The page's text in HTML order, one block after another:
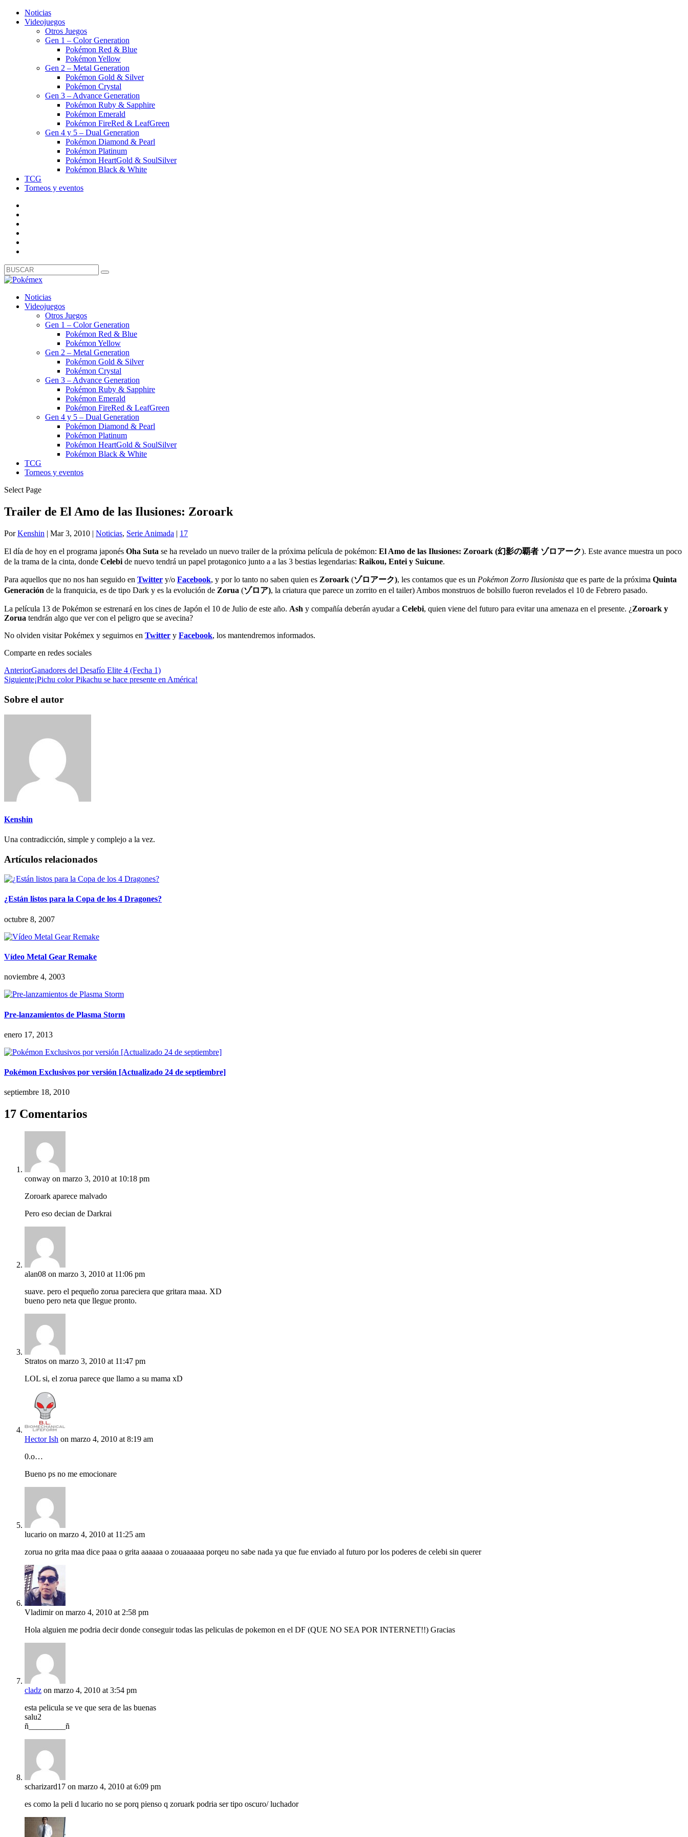
Noticias
Videojuegos
Otros Juegos
Gen 1 – Color Generation
Pokémon Red & Blue
Pokémon Yellow
Gen 2 – Metal Generation
Pokémon Gold & Silver
Pokémon Crystal
Gen 3 – Advance Generation
Pokémon Ruby & Sapphire
Pokémon Emerald
Pokémon FireRed & LeafGreen
Gen 4 y 5 – Dual Generation
Pokémon Diamond & Pearl
Pokémon Platinum
Pokémon HeartGold & SoulSilver
Pokémon Black & White
TCG
Torneos y eventos
Noticias
Videojuegos
Otros Juegos
Gen 1 – Color Generation
Pokémon Red & Blue
Pokémon Yellow
Gen 2 – Metal Generation
Pokémon Gold & Silver
Pokémon Crystal
Gen 3 – Advance Generation
Pokémon Ruby & Sapphire
Pokémon Emerald
Pokémon FireRed & LeafGreen
Gen 4 y 5 – Dual Generation
Pokémon Diamond & Pearl
Pokémon Platinum
Pokémon HeartGold & SoulSilver
Pokémon Black & White
TCG
Torneos y eventos
Select Page
Trailer de El Amo de las Ilusiones: Zoroark
PorKenshin | Mar 3, 2010 | Noticias, Serie Animada | 17
El día de hoy en el programa japonés Oha Suta se ha revelado un nuevo trailer de la próxima película de pokémon: El Amo de las Ilusiones: Zoroark (幻影の覇者 ゾロアーク). Este avance muestra un poco
de la trama de la cinta, donde Celebi de nuevo tendrá un papel protagonico junto a a las 3 bestias legendarias: Raikou, Entei y Suicune.
Para aquellos que no nos han seguido en Twitter y/o Facebook, y por lo tanto no saben quien es Zoroark (ゾロアーク), les contamos que es un Pokémon Zorro Ilusionista que es parte de la próxima Quinta
Generación de la franquicia, es de tipo Dark y es la evolución de Zorua (ゾロア), la criatura que parece un zorrito en el tailer) Ambos monstruos de bolsillo fueron revelados el 10 de Febrero pasado.
La película 13 de Pokémon se estrenará en los cines de Japón el 10 de Julio de este año. Ash y compañía deberán ayudar a Celebi, quien viene del futuro para evitar una amenaza en el presente. ¿Zoroark y
Zorua tendrán algo que ver con el peligro que se avecina?
No olviden visitar Pokémex y seguirnos en Twitter y Facebook, los mantendremos informados.
Comparte en redes sociales
AnteriorGanadores del Desafío Elite 4 (Fecha 1)
Siguiente¡Pichu color Pikachu se hace presente en América!
Sobre el autor
Kenshin
Una contradicción, simple y complejo a la vez.
Artículos relacionados
¿Están listos para la Copa de los 4 Dragones?
octubre 8, 2007
Vídeo Metal Gear Remake
noviembre 4, 2003
Pre-lanzamientos de Plasma Storm
enero 17, 2013
Pokémon Exclusivos por versión [Actualizado 24 de septiembre]
septiembre 18, 2010
17 Comentarios
conway on marzo 3, 2010 at 10:18 pm
Zoroark aparece malvado
Pero eso decian de Darkrai
alan08 on marzo 3, 2010 at 11:06 pm
suave. pero el pequeño zorua pareciera que gritara maaa. XD
bueno pero neta que llegue pronto.
Stratos on marzo 3, 2010 at 11:47 pm
LOL si, el zorua parece que llamo a su mama xD
Hector Ish on marzo 4, 2010 at 8:19 am
0.o…
Bueno ps no me emocionare
lucario on marzo 4, 2010 at 11:25 am
zorua no grita maa dice paaa o grita aaaaaa o zouaaaaaa porqeu no sabe nada ya que fue enviado al futuro por los poderes de celebi sin querer
Vladimir on marzo 4, 2010 at 2:58 pm
Hola alguien me podria decir donde conseguir todas las peliculas de pokemon en el DF (QUE NO SEA POR INTERNET!!) Gracias
cladz on marzo 4, 2010 at 3:54 pm
esta pelicula se ve que sera de las buenas
salu2
ñ_________ñ
scharizard17 on marzo 4, 2010 at 6:09 pm
es como la peli d lucario no se porq pienso q zoruark podria ser tipo oscuro/ luchador